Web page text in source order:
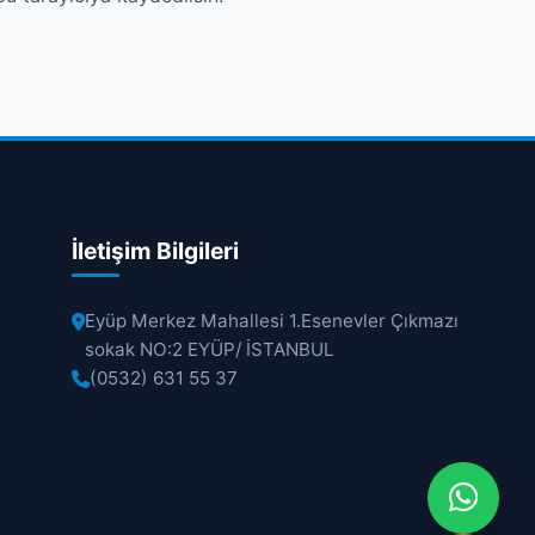
İletişim Bilgileri
Eyüp Merkez Mahallesi 1.Esenevler Çıkmazı
sokak NO:2 EYÜP/ İSTANBUL
(0532) 631 55 37